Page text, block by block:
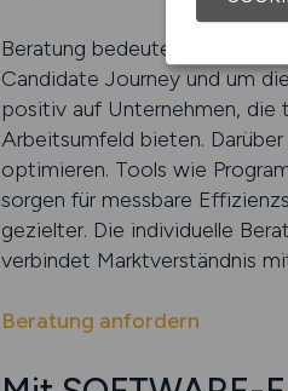
Beratung bedeutet dabei
Candidate Journey und um
positiv auf Unternehmen, die
Arbeitsumfeld bieten.
optimieren. Tools wie
sorgen für messbare
gezielter. Die individuelle
verbindet Marktverständnis
Beratung anfordern